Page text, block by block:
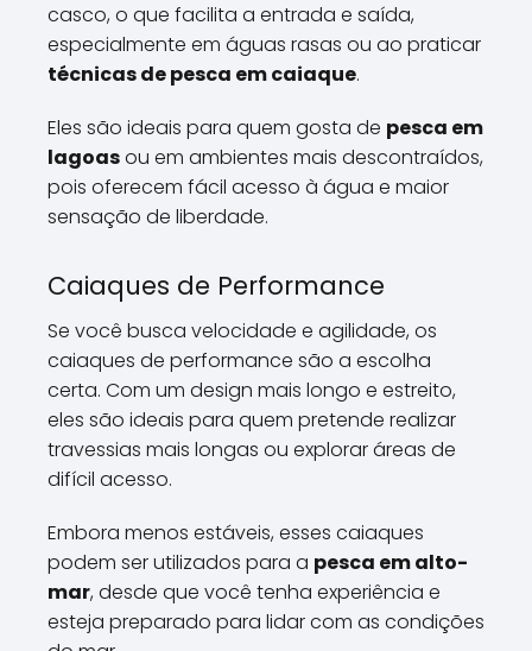
casco, o que facilita a entrada e saída,
especialmente em águas rasas ou ao praticar
técnicas de pesca em caiaque.
Eles são ideais para quem gosta de pesca em
lagoasou em ambientes mais descontraídos,
pois oferecem fácil acesso à água e maior
sensação de liberdade.
Caiaques de Performance
Se você busca velocidade e agilidade, os
caiaques de performance são a escolha
certa. Com um design mais longo e estreito,
eles são ideais para quem pretende realizar
travessias mais longas ou explorar áreas de
difícil acesso.
Embora menos estáveis, esses caiaques
podem ser utilizados para a pesca em alto-
mar, desde que você tenha experiência e
esteja preparado para lidar com as condições